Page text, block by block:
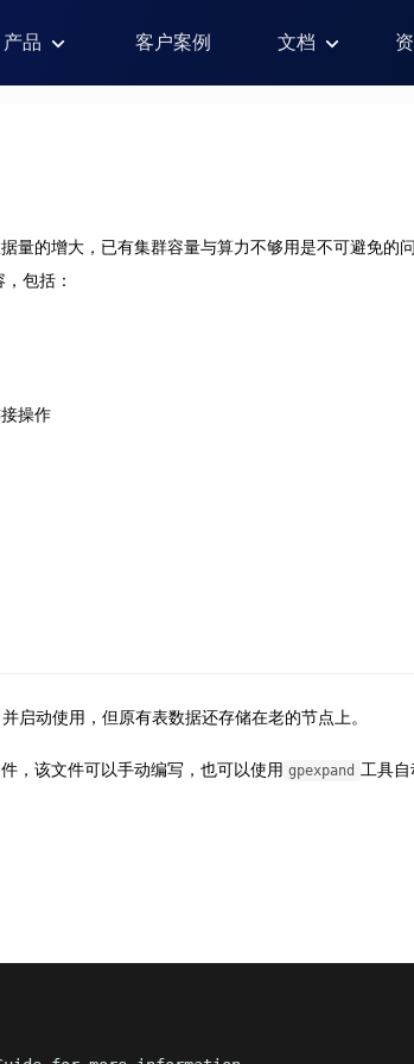
产品 客户案例 文档
量的增大，已有集群容量与算力不够用是不可避免的
包括：
操作
启动使用，但原有表数据还存储在老的节点上。
，该文件可以手动编写，也可以使用 gpexpand 工具